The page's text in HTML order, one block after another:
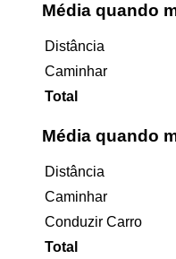
Média quando
Distância
Caminhar
Total
Média quando
Distância
Caminhar
Conduzir Carro
Total